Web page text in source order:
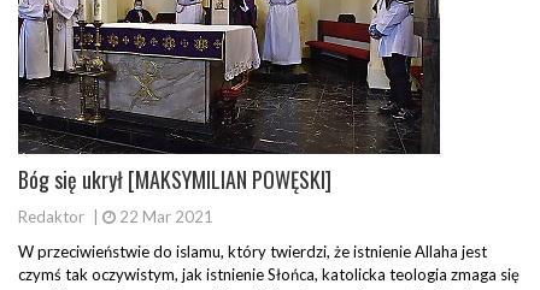
Bóg się ukrył [MAKSYMILIAN POWĘSKI]
Redaktor
22 Mar 2021
W przeciwieństwie do islamu, który twierdzi, że istnienie Allaha jest
czymś tak oczywistym, jak istnienie Słońca, katolicka teologia zmaga się